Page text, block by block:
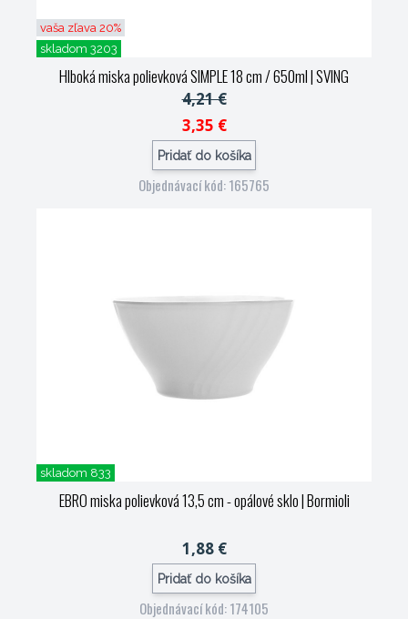
vaša zľava 20%
skladom 3203
Hlboká miska polievková SIMPLE 18 cm / 650ml| SVING
4,21 €
3,35 €
Pridať do košíka
Objednávací kód: 165765
skladom 833
EBRO miska polievková 13,5 cm - opálové sklo| Bormioli
1,88 €
Pridať do košíka
Objednávací kód: 174105